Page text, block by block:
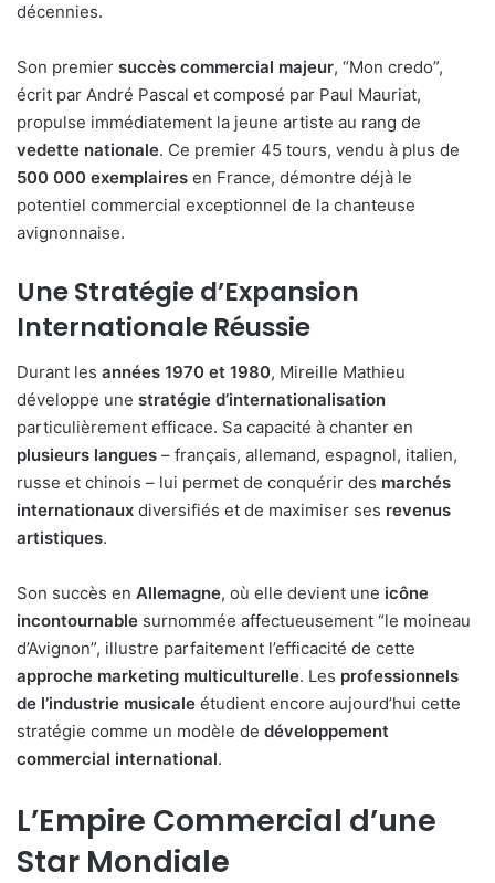
décennies.
Son premier succès commercial majeur, “Mon credo”,
écrit par André Pascal et composé par Paul Mauriat,
propulse immédiatement la jeune artiste au rang de
vedette nationale. Ce premier 45 tours, vendu à plus de
500 000 exemplaires en France, démontre déjà le
potentiel commercial exceptionnel de la chanteuse
avignonnaise.
Une Stratégie d’Expansion
Internationale Réussie
Durant les années 1970 et 1980, Mireille Mathieu
développe une stratégie d’internationalisation
particulièrement efficace. Sa capacité à chanter en
plusieurs langues – français, allemand, espagnol, italien,
russe et chinois – lui permet de conquérir des marchés
internationaux diversifiés et de maximiser ses revenus
artistiques.
Son succès en Allemagne, où elle devient une icône
incontournable surnommée affectueusement “le moineau
d’Avignon”, illustre parfaitement l’efficacité de cette
approche marketing multiculturelle. Les professionnels
de l’industrie musicale étudient encore aujourd’hui cette
stratégie comme un modèle de développement
commercial international.
L’Empire Commercial d’une
Star Mondiale